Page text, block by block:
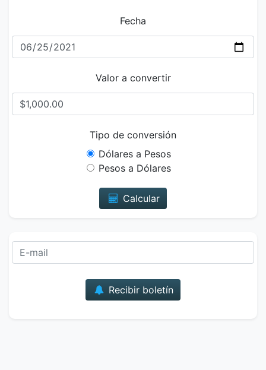
Fecha
Valor a convertir
Tipo de conversión
Dólares a Pesos
Pesos a Dólares
Calcular
Recibir boletín